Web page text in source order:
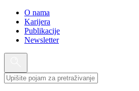
O nama
Karijera
Publikacije
Newsletter